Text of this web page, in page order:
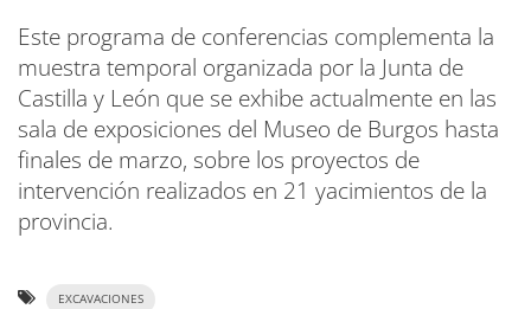
Este programa de conferencias complementa la
muestra temporal organizada por la Junta de
Castilla y León que se exhibe actualmente en las
sala de exposiciones del Museo de Burgos hasta
finales de marzo, sobre los proyectos de
intervención realizados en 21 yacimientos de la
provincia.
EXCAVACIONES